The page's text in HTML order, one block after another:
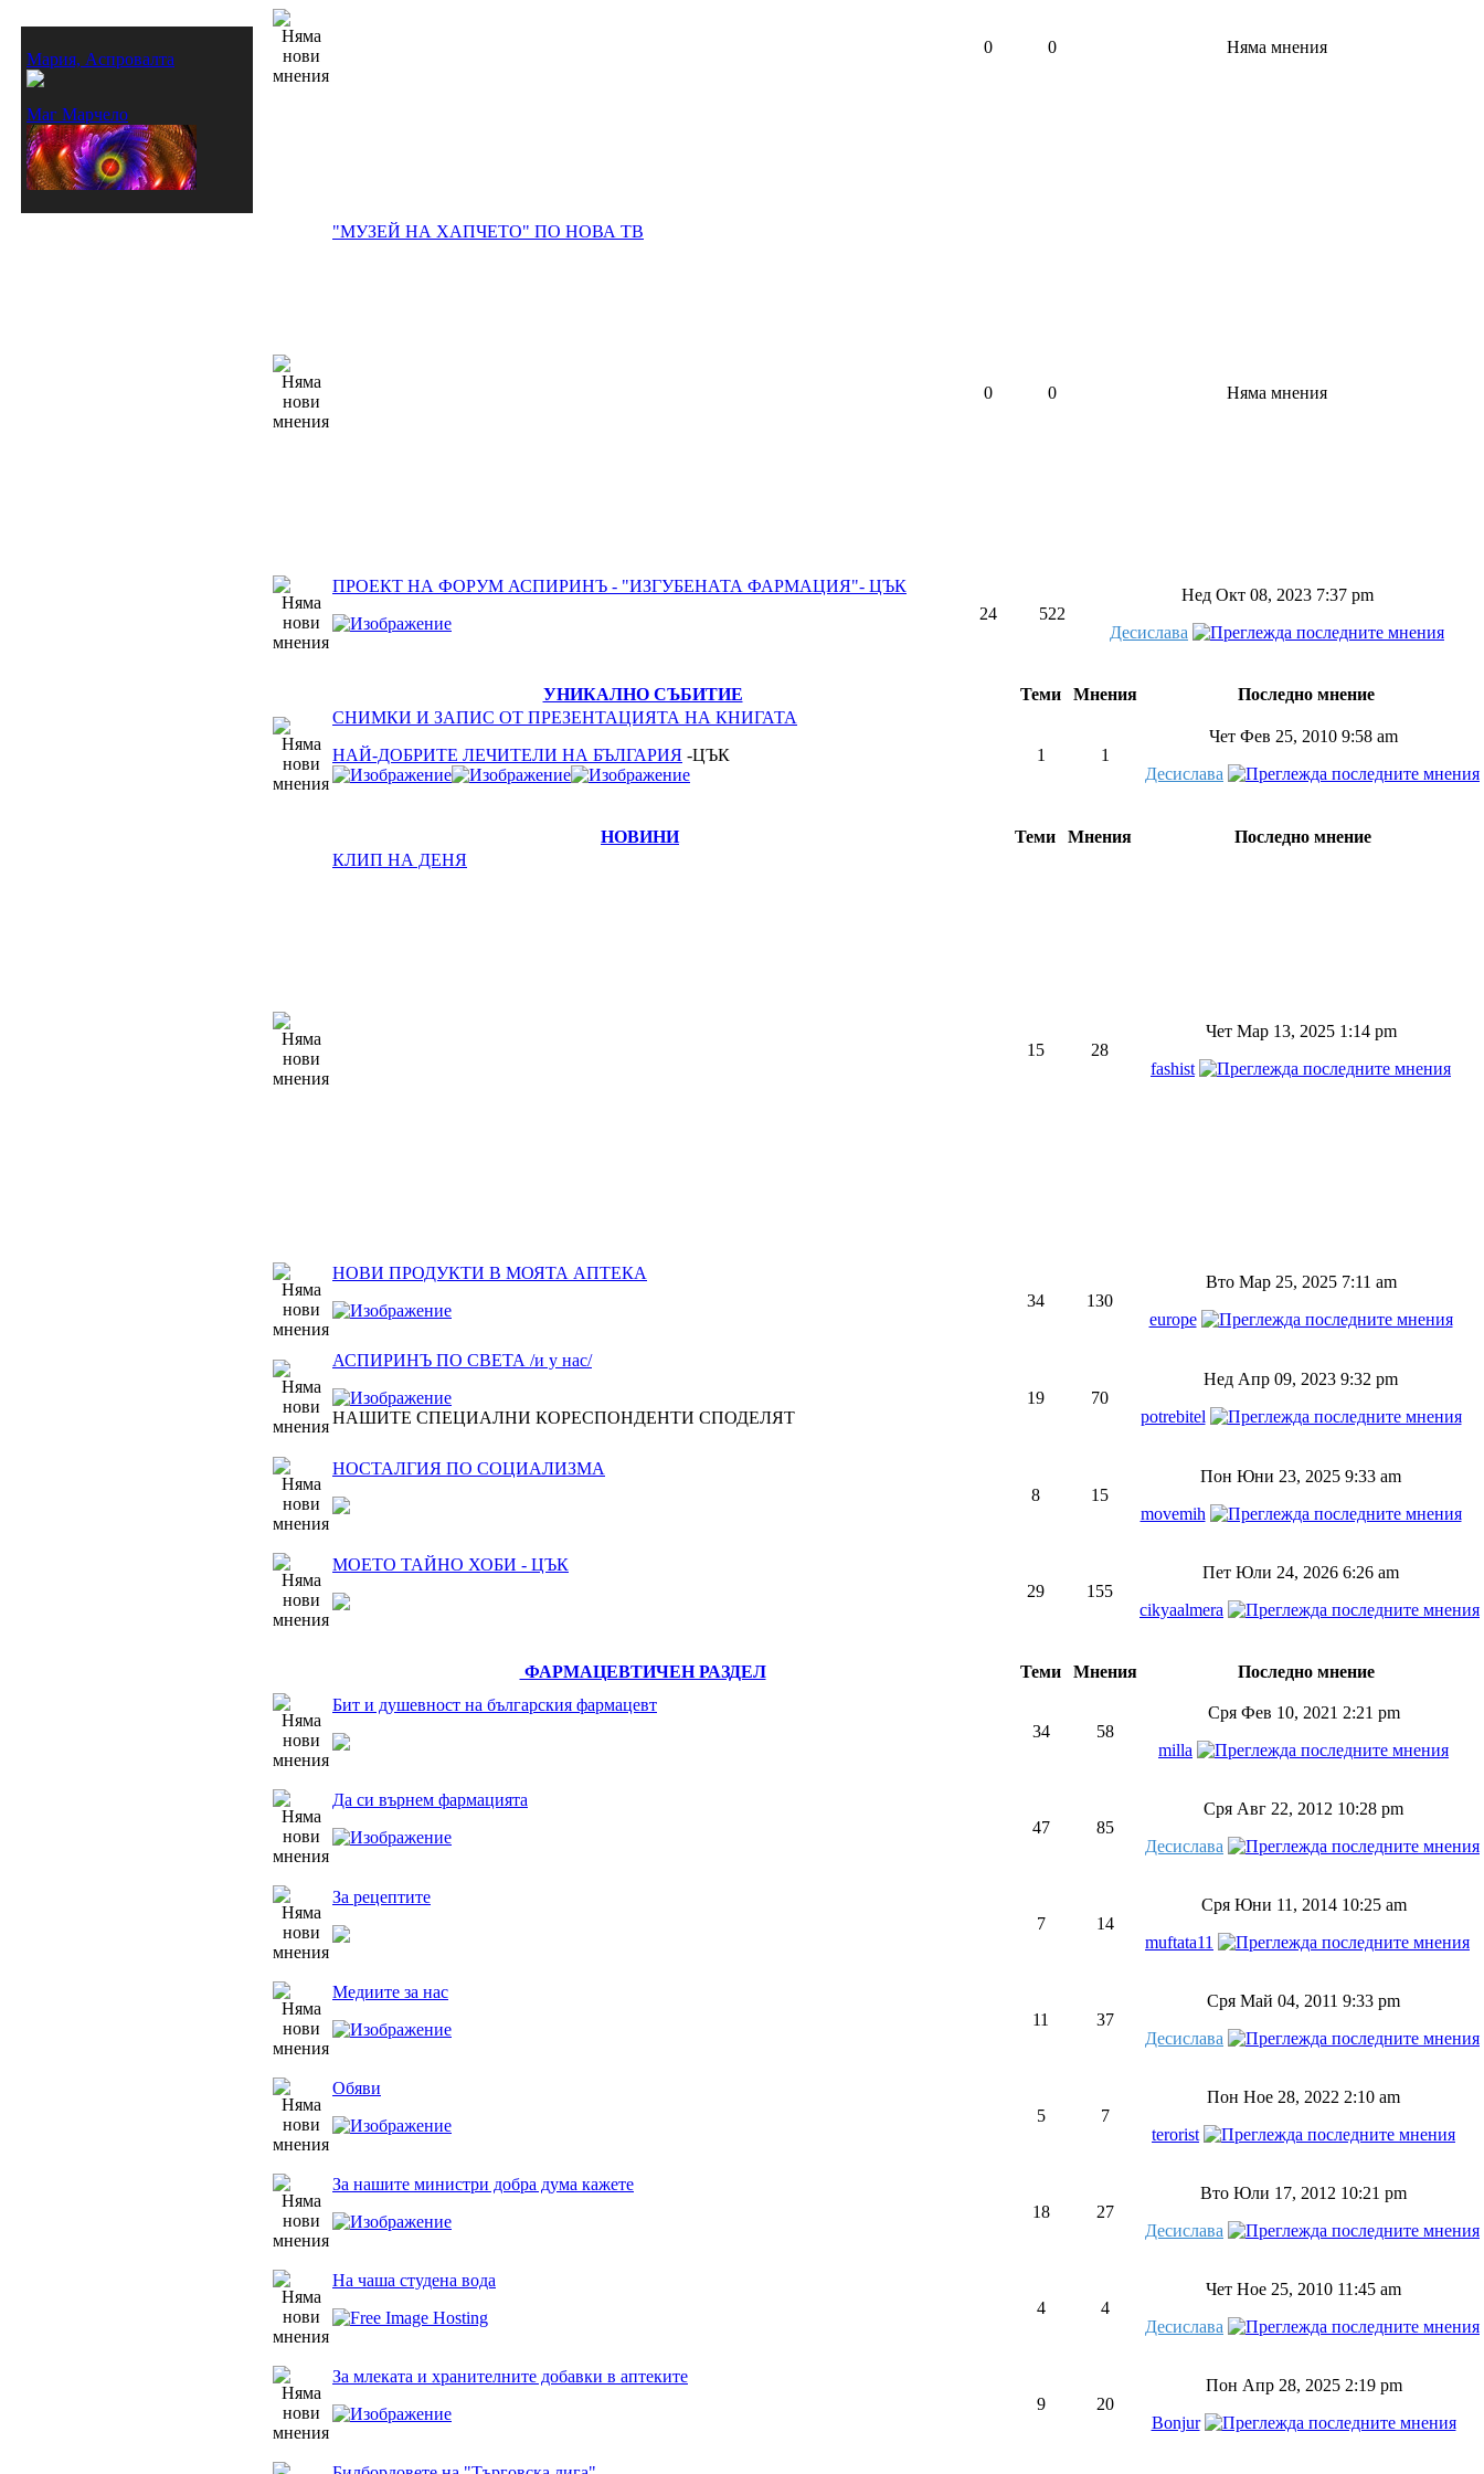
Мария, Аспровалта
Маг Марчело
0 0 Няма мнения
"МУЗЕЙ НА ХАПЧЕТО" ПО НОВА ТВ
0 0 Няма мнения
ПРОЕКТ НА ФОРУМ АСПИРИНЪ - "ИЗГУБЕНАТА ФАРМАЦИЯ"- ЦЪК
24
522
Нед Окт 08, 2023 7:37 pm
Десислава
УНИКАЛНО СЪБИТИЕ Теми Мнения
Последно мнение
СНИМКИ И ЗАПИС ОТ ПРЕЗЕНТАЦИЯТА НА КНИГАТА
НАЙ-ДОБРИТЕ ЛЕЧИТЕЛИ НА БЪЛГАРИЯ -ЦЪК 1 1
Чет Фев 25, 2010 9:58 am
Десислава
НОВИНИ Теми Мнения
Последно мнение
КЛИП НА ДЕНЯ
15 28
Чет Мар 13, 2025 1:14 pm
fashist
НОВИ ПРОДУКТИ В МОЯТА АПТЕКА
34
130
Вто Мар 25, 2025 7:11 am
europe
АСПИРИНЪ ПО СВЕТА /и у нас/
НАШИТЕ СПЕЦИАЛНИ КОРЕСПОНДЕНТИ СПОДЕЛЯТ
19 70
Нед Апр 09, 2023 9:32 pm
potrebitel
НОСТАЛГИЯ ПО СОЦИАЛИЗМА
8
15
Пон Юни 23, 2025 9:33 am
movemih
МОЕТО ТАЙНО ХОБИ - ЦЪК
29
155
Пет Юли 24, 2026 6:26 am
cikyaalmera
ФАРМАЦЕВТИЧЕН РАЗДЕЛ Теми Мнения
Последно мнение
Бит и душевност на българския фармацевт
34
58
Сря Фев 10, 2021 2:21 pm
milla
Да си върнем фармацията
47
85
Сря Авг 22, 2012 10:28 pm
Десислава
За рецептите
7
14
Сря Юни 11, 2014 10:25 am
muftata11
Медиите за нас
11
37
Сря Май 04, 2011 9:33 pm
Десислава
Обяви
5
7
Пон Ное 28, 2022 2:10 am
terorist
За нашите министри добра дума кажете
18
27
Вто Юли 17, 2012 10:21 pm
Десислава
На чаша студена вода
4
4
Чет Ное 25, 2010 11:45 am
Десислава
За млеката и хранителните добавки в аптеките
9
20
Пон Апр 28, 2025 2:19 pm
Bonjur